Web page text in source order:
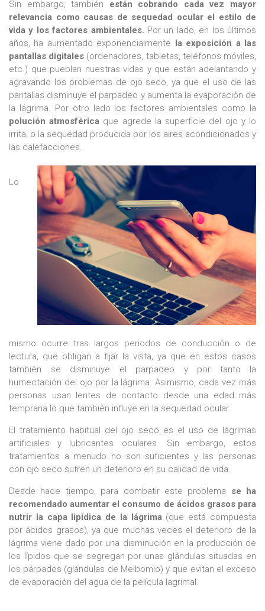
Sin embargo, también están cobrando cada vez mayor
relevancia como causas de sequedad ocular el estilo de
vida y los factores ambientales. Por un lado, en los últimos
años, ha aumentado exponencialmente
la exposición a las
pantallas digitales (ordenadores, tabletas, teléfonos móviles,
etc.) que pueblan nuestras vidas y que están adelantando y
agravando los problemas de ojo seco, ya que el uso de las
pantallas disminuye el parpadeo y aumenta la evaporación de
la lágrima. Por otro lado los factores ambientales como la
polución atmosférica que agrede la superficie del ojo y lo
irrita, o la sequedad producida por los aires acondicionados y
las calefacciones.
Lo
mismo ocurre tras largos periodos de conducción o de
lectura, que obligan a fijar la vista, ya que en estos casos
también se disminuye el parpadeo y por tanto la
humectación del ojo por la lágrima. Asimismo, cada vez más
personas usan lentes de contacto desde una edad más
temprana lo que también influye en la sequedad ocular.
El tratamiento habitual del ojo seco es el uso de lágrimas
artificiales y lubricantes oculares. Sin embargo, estos
tratamientos a menudo no son suficientes y las personas
con ojo seco sufren un deterioro en su calidad de vida.
Desde hace tiempo, para combatir este problema se ha
recomendado aumentar el consumo de ácidos grasos para
nutrir la capa lipídica de la lágrima(que está compuesta
por ácidos grasos), ya que muchas veces el deterioro de la
lágrima viene dado por una disminución en la producción de
los lípidos que se segregan por unas glándulas situadas en
los párpados (glándulas de Meibomio) y que evitan el exceso
de evaporación del agua de la película lagrimal.